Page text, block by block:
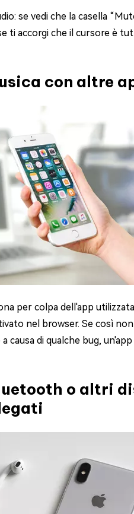
se vedi che la casella
ti accorgi che il cursore è
con altre
per colpa dell'app
nel browser. Se così
causa di qualche bug,
o altri